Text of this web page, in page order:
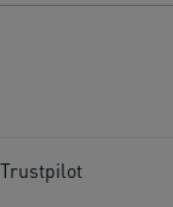
Trustpilot